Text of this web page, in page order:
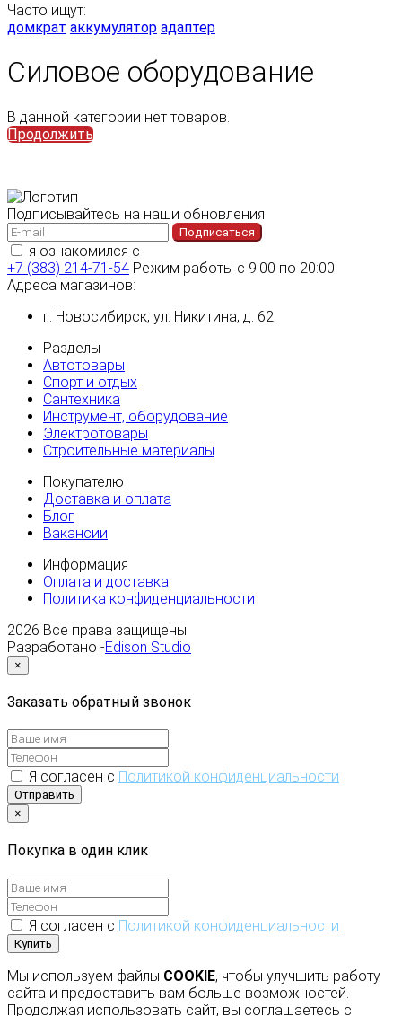
Часто ищут:
домкрат аккумулятор адаптер
Силовое оборудование
В данной категории нет товаров.
Продолжить
Подписывайтесь на наши обновления
Подписаться
я ознакомился с
+7 (383) 214-71-54 Режим работы с 9:00 по 20:00
Адреса магазинов:
г. Новосибирск, ул. Никитина, д. 62
Разделы
Автотовары
Спорт и отдых
Сантехника
Инструмент, оборудование
Электротовары
Строительные материалы
Покупателю
Доставка и оплата
Блог
Вакансии
Информация
Оплата и доставка
Политика конфиденциальности
2026 Все права защищены
Разработано -Edison Studio
×
Заказать обратный звонок
Я согласен с Политикой конфиденциальности
Отправить
×
Покупка в один клик
Я согласен с Политикой конфиденциальности
Купить
Мы используем файлы COOKIE, чтобы улучшить работу
сайта и предоставить вам больше возможностей.
Продолжая использовать сайт, вы соглашаетесь с